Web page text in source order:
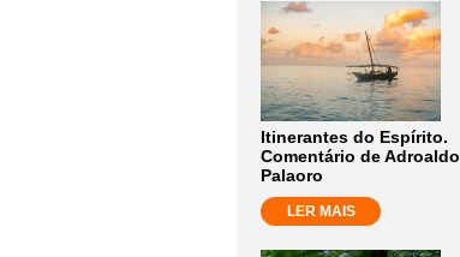
Itinerantes do Espírito.
Comentário de Adroaldo
Palaoro
LER MAIS